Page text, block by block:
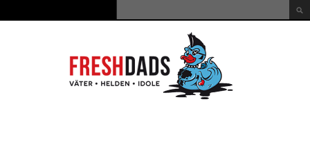
Suchformular